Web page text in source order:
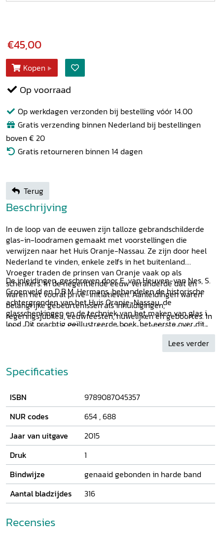
€45,00
Kopen
Op voorraad
Op werkdagen verzonden bij bestelling vóór 14.00
Gratis verzending binnen Nederland bij bestellingen
boven € 20
Gratis retourneren binnen 14 dagen
Terug
Beschrijving
In de loop van de eeuwen zijn talloze gebrandschilderde
glas-in-loodramen gemaakt met voorstellingen die
verwijzen naar het Huis Oranje-Nassau. Ze zijn door heel
Nederland te vinden, enkele zelfs in het buitenland.
Vroeger traden de prinsen van Oranje vaak op als
schenkers. In de negentiende eeuw veranderde dat en
waren het vooral privé-initiatieven. Aanleidingen waren
belangrijke gebeurtenissen als inhuldigingen,
regeringsjubilea, eeuwfeesten, huwelijken en geboortes. In
dit boek zijn zo'n 130 van deze gebrandschilderde glas- in-
loodramen opgenomen. De beschrijvingen en afbeeldingen
tonen de geschiedenis en betekenis van de ramen.
De inleidingen, geschreven door E. van Heuven-van Nes, S.
Groenveld en D.B.M. Hermans, behandelen de historische
achtergronden van het Huis Oranje-Nassau, de
glasschenkingen en de techniek van het maken van glas in
lood. Dit prachtig geïllustreerde boek, het eerste over dit
thema, belicht op bijzondere wijze de relatie tussen het
Lees verder
Specificaties
ISBN
9789087045357
NUR codes
654 ,688
Jaar van uitgave
2015
Druk
1
Bindwijze
genaaid gebonden in harde band
Aantal bladzijdes
316
Recensies